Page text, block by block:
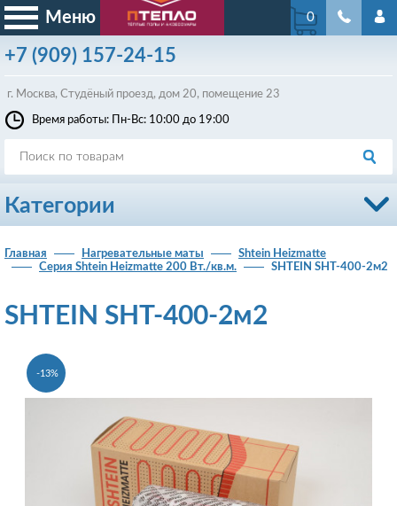
Меню
+7 (909) 157-24-15
г. Москва, Студёный проезд, дом 20, помещение 23
0
Время работы: Пн-Вс: 10:00 до 19:00
Категории
Главная Нагревательные маты
Shtein Heizmatte
Серия Shtein Heizmatte 200 Вт./кв.м.
SHTEIN SHT-400-2м2
SHTEIN SHT-400-2м2
-13%